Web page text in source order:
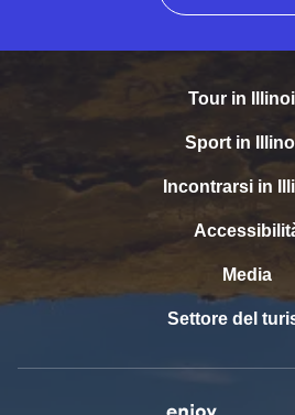
Tour in
Sport in
Incontrarsi in
Media
Settore del